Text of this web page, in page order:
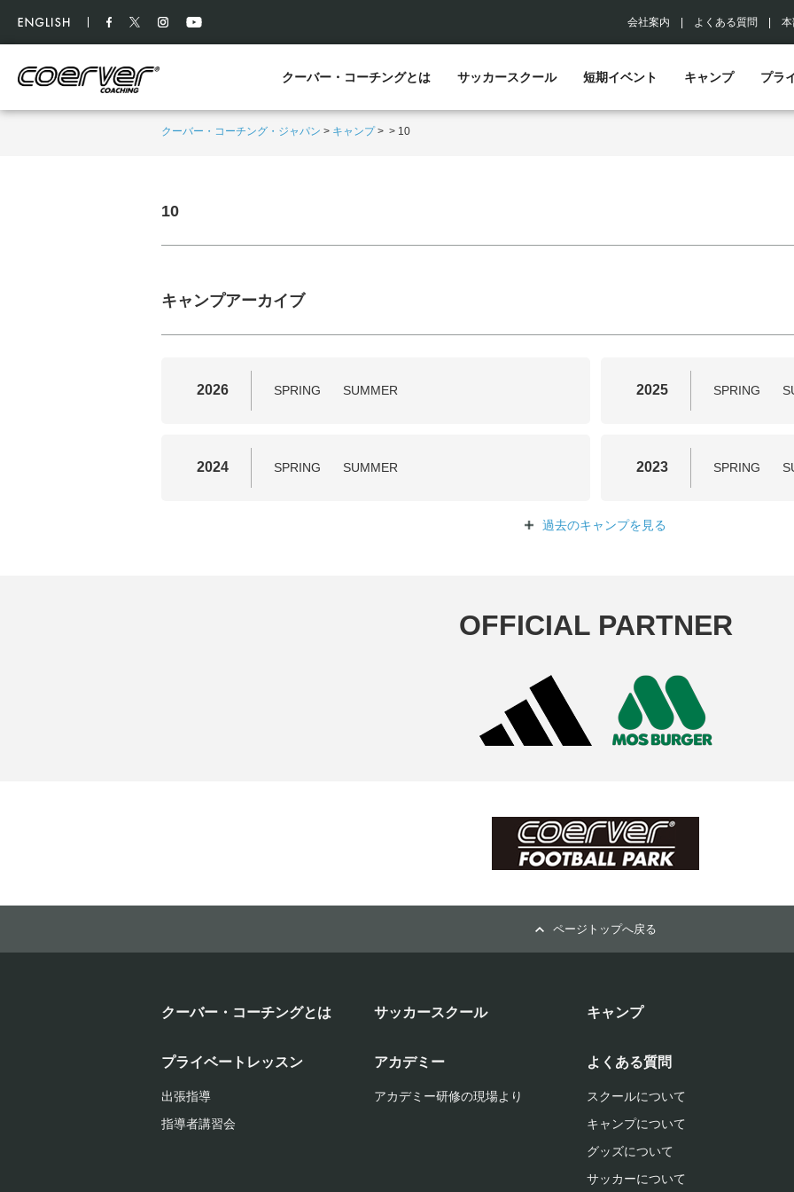
会社案内 よくある質問
クーバー・コーチングとは サッカースクール 短期イベント キャンプ プラ
クーバー・コーチング・ジャパン > キャンプ> > 10
10
キャンプアーカイブ
2026 SPRING SUMMER 2025 SPRING
2024 SPRING SUMMER 2023 SPRING
過去のキャンプを 見る
OFFICIAL PARTNER
ページトップへ戻る
クーバー・コーチングとは サッカースクール キャンプ
プライベートレッスン
出張指導
指導者講習会
アカデミー
アカデミー研修の現場より
よくある質問
スクールについて
キャンプについて
グッズについて
サッカーについて